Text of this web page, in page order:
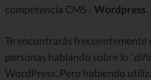
competencia CMS - Wordpress.
Te encontrarás frecuentemente
personas hablando sobre lo ¨
WordPress. Pero habiendo